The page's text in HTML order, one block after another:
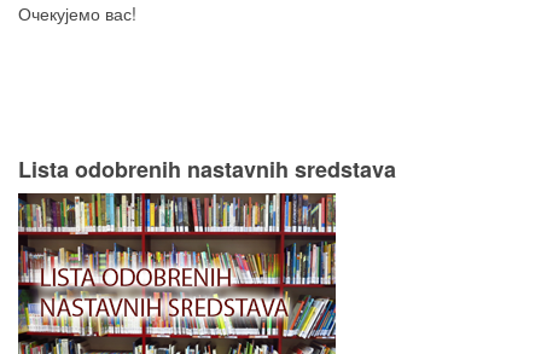
Очекујемо вас!
Lista odobrenih nastavnih sredstava